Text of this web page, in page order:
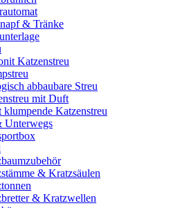
& Tränke
Katzenstreu
abbaubare Streu
mit Duft
klumpende Katzenstreu
Unterwegs
& Kratzsäulen
& Kratzwellen